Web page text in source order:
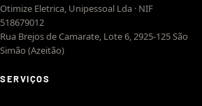
Otimize Eletrica, Unipessoal Lda · NIF
518679012
Rua Brejos de Camarate, Lote 6, 2925-125 São
Simão (Azeitão)
SERVIÇOS